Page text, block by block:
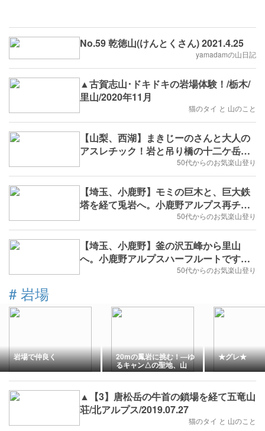
No.59 乾徳山(けんとくさん) 2021.4.25
yamadamの山日記
▲古賀志山･ドキドキの岩場体験！/栃木/
里山/2020年11月
猫のタイ と 山のこと
【山梨、西湖】まきじーのさんと大人の
アスレチック！岩と吊り橋の十二ケ岳
へ。2020年11月29日(日)50代からのお気楽山登り
【埼玉、小鹿野】モミの巨木と、巨大鉄
塔を経て兎岩へ。小鹿野アルプス再チャ
レンジ《後編》2020年3月7日(土)
50代からのお気楽山登り
【埼玉、小鹿野】釜の沢五峰から里山
へ。小鹿野アルプスハーフルートです
《後編》2020年2月29日(土)50代からのお気楽山登り
# 岩場
岩場で仲良く 20mの鳳岩に挑む！―ゆ
るキャン△の聖地、山
梨・乾徳山アタック！
★グレ★
▲【3】唐松岳の牛首の鎖場を経て五竜山
荘/北アルプス/2019.07.27
猫のタイ と 山のこと